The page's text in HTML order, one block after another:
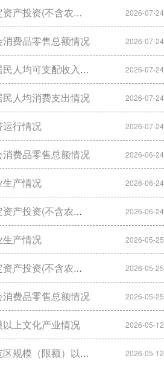
2026年1-6月西城区固定资产投资(不含农户)情况 2026-07-24
费品零售总额情况 2026-07-24
2026年1-2季度西城区居民人均可支配收入情况 2026-07-24
人均消费支出情况 2026-07-24
行情况 2026-07-24
费品零售总额情况 2026-06-24
产情况 2026-06-24
2026年1-5月西城区固定资产投资(不含农户)情况 2026-06-24
产情况 2026-05-25
2026年1-4月西城区固定资产投资(不含农户)情况 2026-05-25
费品零售总额情况 2026-05-25
上文化产业情况 2026-05-12
2026年1-3月中关村示范区规模（限额）以上重点企业发展情况 2026-05-12